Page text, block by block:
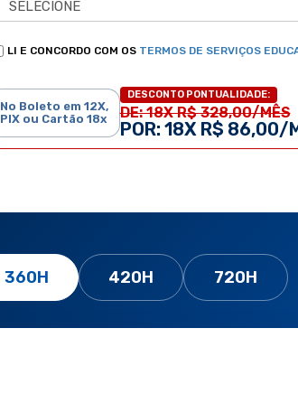
LI E CONCORDO COM OS TERMOS DE SERVIÇOS
No Boleto em 12X,
PIX ou Cartão 18x
DESCONTO PONTUALIDADE:
DE: 18X R$ 328,00/MÊS
POR: 18X R$ 86,00/
360H 420H 720H